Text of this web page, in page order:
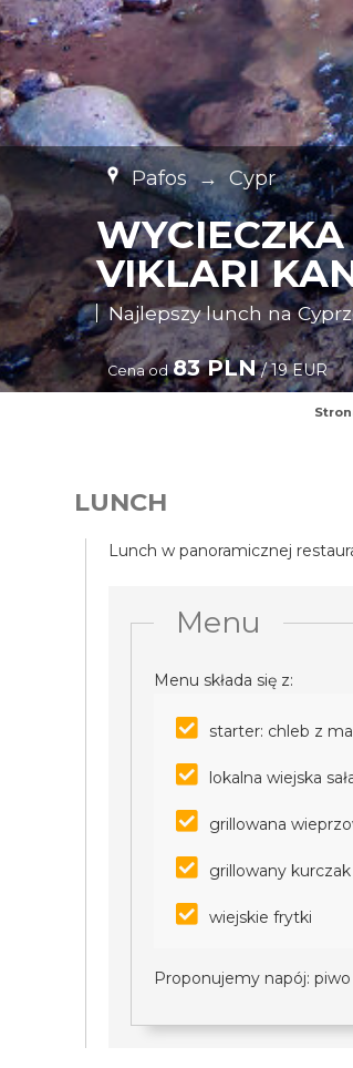
Pafos → Cypr
VIKLARI
Najlepszy lunch na
Cena od 83 PLN/ 19 EUR
LUNCH
Lunch w panoramicznej
Menu
Menu składa się z:
starter: chleb z
lokalna wiejska
grillowana
grillowany kurczak
wiejskie frytki
Proponujemy napój: